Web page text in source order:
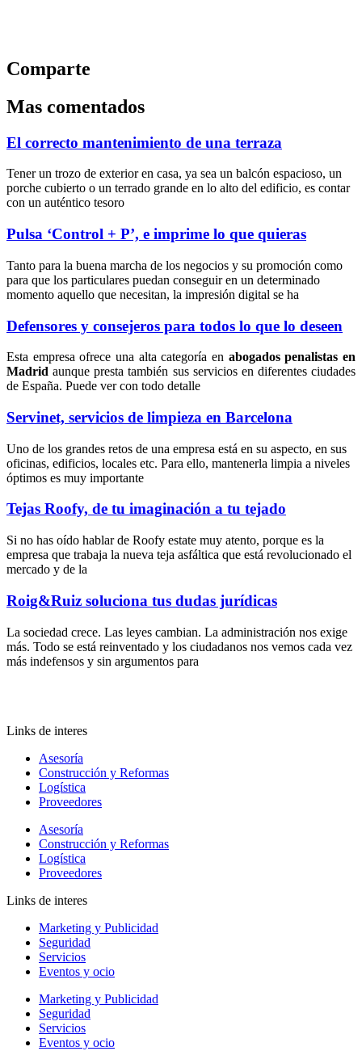
Comparte
Mas comentados
El correcto mantenimiento de una terraza
Tener un trozo de exterior en casa, ya sea un balcón espacioso, un
porche cubierto o un terrado grande en lo alto del edificio, es contar
con un auténtico tesoro
Pulsa ‘Control + P’, e imprime lo que quieras
Tanto para la buena marcha de los negocios y su promoción como
para que los particulares puedan conseguir en un determinado
momento aquello que necesitan, la impresión digital se ha
Defensores y consejeros para todos lo que lo deseen
Esta empresa ofrece una alta categoría en abogados penalistas en
Madrid aunque presta también sus servicios en diferentes ciudades
de España. Puede ver con todo detalle
Servinet, servicios de limpieza en Barcelona
Uno de los grandes retos de una empresa está en su aspecto, en sus
oficinas, edificios, locales etc. Para ello, mantenerla limpia a niveles
óptimos es muy importante
Tejas Roofy, de tu imaginación a tu tejado
Si no has oído hablar de Roofy estate muy atento, porque es la
empresa que trabaja la nueva teja asfáltica que está revolucionado el
mercado y de la
Roig&Ruiz soluciona tus dudas jurídicas
La sociedad crece. Las leyes cambian. La administración nos exige
más. Todo se está reinventado y los ciudadanos nos vemos cada vez
más indefensos y sin argumentos para
Links de interes
Asesoría
Construcción y Reformas
Logística
Proveedores
Asesoría
Construcción y Reformas
Logística
Proveedores
Links de interes
Marketing y Publicidad
Seguridad
Servicios
Eventos y ocio
Marketing y Publicidad
Seguridad
Servicios
Eventos y ocio